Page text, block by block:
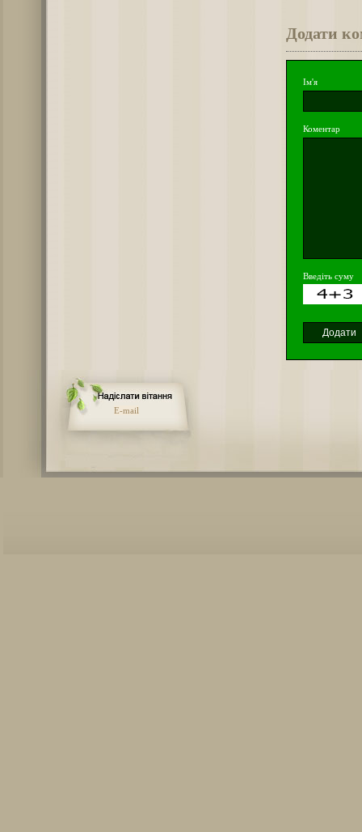
Додати
Ім'я
Коментар
Введіть суму
E-mail